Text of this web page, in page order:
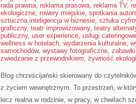
rada prawna, reklama prasowa, reklama TV,
ekologiczne, rowery miejskie, spotkania
sztuczna inteligencja w biznesie, sztuka
graficzny, teatr improwizowany, teatry
publiczny, user experience, usługi cateringowe
wellness w hotelach, wydarzenia kulturalne,
samochodów, wystawy fotograficzne,
zwiedzanie z przewodnikiem, żywność
Blog chrześcijański skierowany do
z życiem wewnętrznym. To przestrzeń, w
lecz realna w rodzinie, w pracy, w chwilach